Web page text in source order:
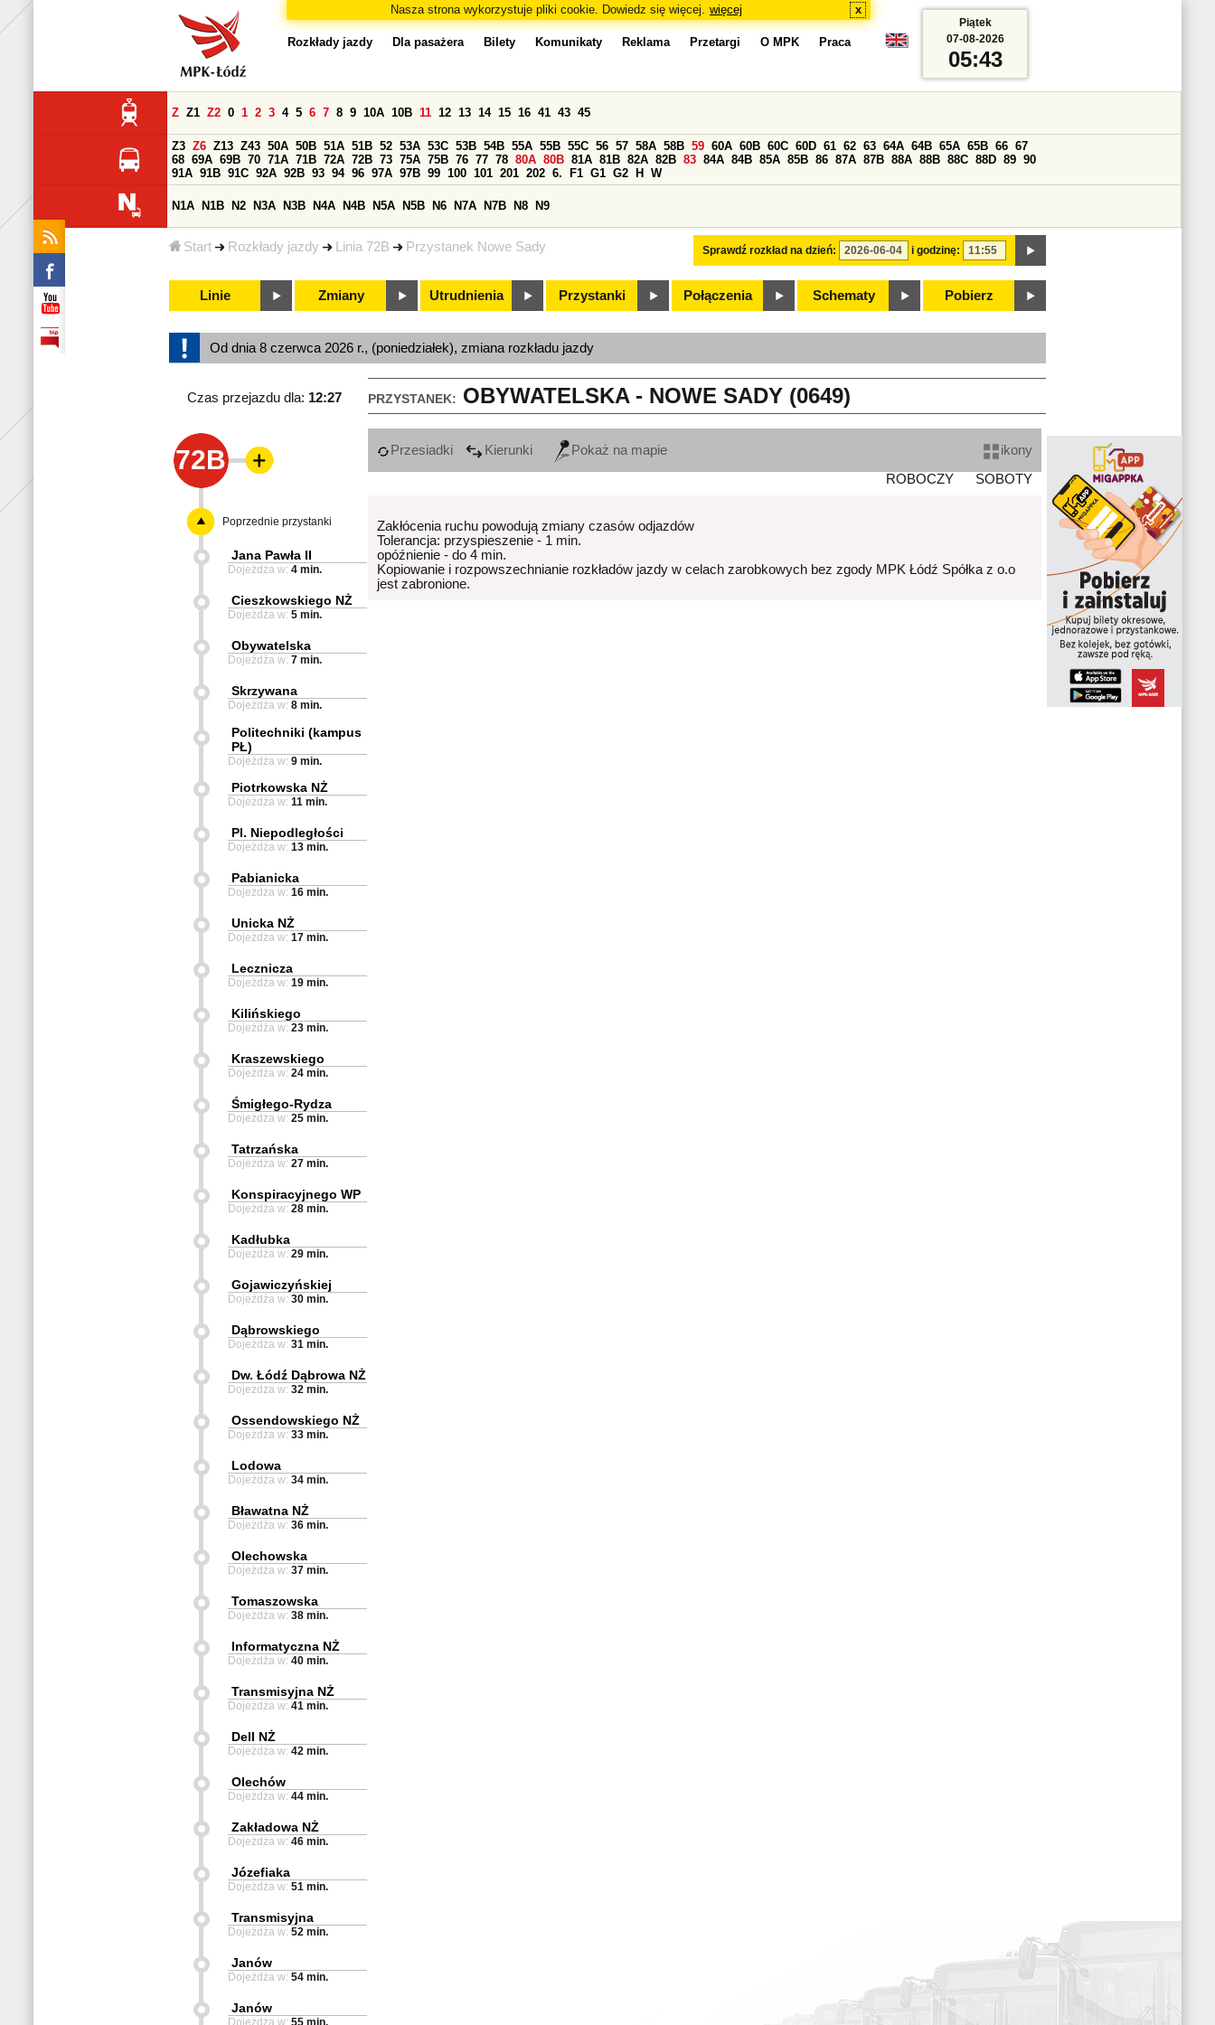
Nasza strona wykorzystuje pliki cookie. Dowiedz się więcej. więcej x
Start Rozkłady jazdy Linia 72B Przystanek Nowe Sady
Rozkłady jazdy Dla pasażera Bilety Komunikaty Reklama Przetargi O MPK Praca
Sprawdź rozkład na dzień: i godzinę:
Z Z1 Z2 0 1 2 3 4 5 6 7 8 9 10A 10B 11 12 13 14 15 16 41 43 45
Z3 Z6 Z13 Z43 50A 50B 51A 51B 52 53A 53C 53B 54B 55A 55B 55C 56 57 58A 58B 59 60A 60B 60C 60D 61 62 63 64A 64B 65A 65B 66 67
68 69A 69B 70 71A 71B 72A 72B 73 75A 75B 76 77 78 80A 80B 81A 81B 82A 82B 83 84A 84B 85A 85B 86 87A 87B 88A 88B 88C 88D 89 90
91A 91B 91C 92A 92B 93 94 96 97A 97B 99 100 101 201 202 6. F1 G1 G2 H W
N1A N1B N2 N3A N3B N4A N4B N5A N5B N6 N7A N7B N8 N9
Linie Zmiany Utrudnienia Przystanki Połączenia Schematy Pobierz
Piątek
07-08-2026
05:43
Od dnia 8 czerwca 2026 r., (poniedziałek), zmiana rozkładu jazdy
PRZYSTANEK: OBYWATELSKA - NOWE SADY (0649)
Czas przejazdu dla: 12:27
72B Przesiadki Kierunki Pokaż na mapie
ikony
ROBOCZY
SOBOTY
Zakłócenia ruchu powodują zmiany czasów odjazdów
Tolerancja: przyspieszenie - 1 min.
opóźnienie - do 4 min.
Kopiowanie i rozpowszechnianie rozkładów jazdy w celach zarobkowych bez zgody MPK Łódź Spółka z o.o
jest zabronione.
Poprzednie przystanki
Jana Pawła II
Dojeżdża w: 4 min.
Cieszkowskiego NŻ
Dojeżdża w: 5 min.
Obywatelska
Dojeżdża w: 7 min.
Skrzywana
Dojeżdża w: 8 min.
Politechniki (kampus
PŁ)
Dojeżdża w: 9 min.
Piotrkowska NŻ
Dojeżdża w: 11 min.
Pl. Niepodległości
Dojeżdża w: 13 min.
Pabianicka
Dojeżdża w: 16 min.
Unicka NŻ
Dojeżdża w: 17 min.
Lecznicza
Dojeżdża w: 19 min.
Kilińskiego
Dojeżdża w: 23 min.
Kraszewskiego
Dojeżdża w: 24 min.
Śmigłego-Rydza
Dojeżdża w: 25 min.
Tatrzańska
Dojeżdża w: 27 min.
Konspiracyjnego WP
Dojeżdża w: 28 min.
Kadłubka
Dojeżdża w: 29 min.
Gojawiczyńskiej
Dojeżdża w: 30 min.
Dąbrowskiego
Dojeżdża w: 31 min.
Dw. Łódź Dąbrowa NŻ
Dojeżdża w: 32 min.
Ossendowskiego NŻ
Dojeżdża w: 33 min.
Lodowa
Dojeżdża w: 34 min.
Bławatna NŻ
Dojeżdża w: 36 min.
Olechowska
Dojeżdża w: 37 min.
Tomaszowska
Dojeżdża w: 38 min.
Informatyczna NŻ
Dojeżdża w: 40 min.
Transmisyjna NŻ
Dojeżdża w: 41 min.
Dell NŻ
Dojeżdża w: 42 min.
Olechów
Dojeżdża w: 44 min.
Zakładowa NŻ
Dojeżdża w: 46 min.
Józefiaka
Dojeżdża w: 51 min.
Transmisyjna
Dojeżdża w: 52 min.
Janów
Dojeżdża w: 54 min.
Janów
Dojeżdża w: 55 min.